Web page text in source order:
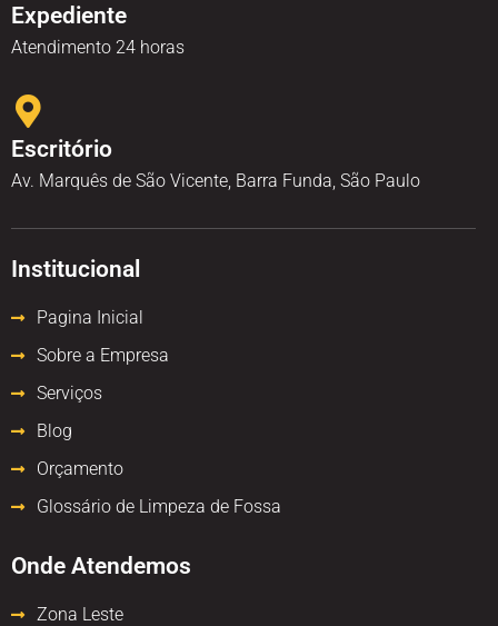
Expediente
Atendimento 24 horas
Escritório
Av. Marquês de São Vicente, Barra Funda, São Paulo
Institucional
Pagina Inicial
Sobre a Empresa
Serviços
Blog
Orçamento
Glossário de Limpeza de Fossa
Onde Atendemos
Zona Leste